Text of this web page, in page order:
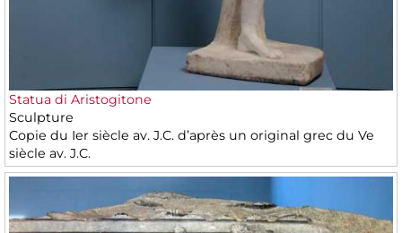
Statua di Aristogitone
Sculpture
Copie du Ier siècle av. J.C. d’après un original grec du Ve
siècle av. J.C.